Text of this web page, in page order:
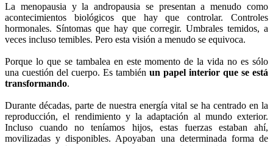
La menopausia y la andropausia se presentan a menudo como
acontecimientos biológicos que hay que controlar. Controles
hormonales. Síntomas que hay que corregir. Umbrales temidos, a
veces incluso temibles. Pero esta visión a menudo se equivoca.
Porque lo que se tambalea en este momento de la vida no es sólo
una cuestión del cuerpo. Es también un papel interior que se está
transformando.
Durante décadas, parte de nuestra energía vital se ha centrado en la
reproducción, el rendimiento y la adaptación al mundo exterior.
Incluso cuando no teníamos hijos, estas fuerzas estaban ahí,
movilizadas y disponibles. Apoyaban una determinada forma de